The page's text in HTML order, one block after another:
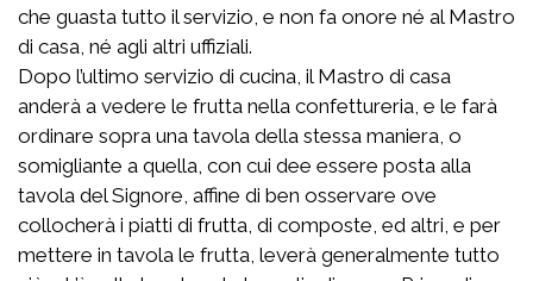
che guasta tutto il servizio, e non fa onore né al Mastro
di casa, né agli altri uffiziali.
Dopo l’ultimo servizio di cucina, il Mastro di casa
anderà a vedere le frutta nella confettureria, e le farà
ordinare sopra una tavola della stessa maniera, o
somigliante a quella, con cui dee essere posta alla
tavola del Signore, affine di ben osservare ove
collocherà i piatti di frutta, di composte, ed altri, e per
mettere in tavola le frutta, leverà generalmente tutto